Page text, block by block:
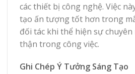
các thiết bị công nghệ. Việc
tạo ấn tượng tốt hơn trong
đối tác khi thể hiện sự chuyên
thận trong công việc.
Ghi Chép Ý Tưởng Sáng Tạo